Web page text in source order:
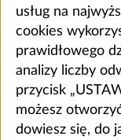
usług na
cookies
prawidłowego
analizy liczby
przycisk
możesz
dowiesz się, do